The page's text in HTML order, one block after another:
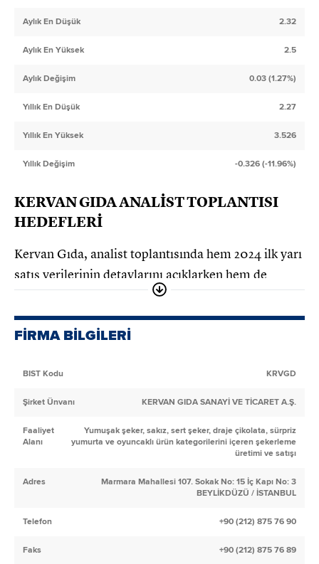
Aylık En Düşük 2.32
Aylık En Yüksek 2.5
Aylık Değişim 0.03 (1.27%)
Yıllık En Düşük 2.27
Yıllık En Yüksek 3.526
Yıllık Değişim -0.326 (-11.96%)
KERVAN GIDA ANALİST TOPLANTISI
HEDEFLERİ
Kervan Gıda, analist toplantısında hem 2024 ilk yarı
satış verilerinin detaylarını açıklarken hem de
gelecek hedeflerini de ortaya koydu.
Buna göre 2023 ilk yarıyılda 40 bin 397 tonluk satış
bin 979 tonluk satış miktarına ulaştı. Bu da şirketin
yaşadığı anlamına geliyor. Buna karşılık şirket, satış
hacmi ile karşılaştırıldığında 2023/06 döneminde
ton başına 136 bin 916 TL'lik satış yaparken 2024 ilk
ton başı satış rakamlarında son 12 ayda yüzde 4
Enflasyon düzeltmesinin Kervan Gıda bilançosuna
FİRMA BİLGİLERİ
BIST Kodu KRVGD
Şirket Ünvanı KERVAN GIDA SANAYİ VE TİCARET A.Ş.
Faaliyet
Alanı
Yumuşak şeker, sakız, sert şeker, draje çikolata, sürpriz
yumurta ve oyuncaklı ürün kategorilerini içeren şekerleme
üretimi ve satışı
Adres
Marmara Mahallesi 107. Sokak No: 15 İç Kapı No: 3
BEYLİKDÜZÜ / İSTANBUL
Telefon +90 (212) 875 76 90
Faks +90 (212) 875 76 89